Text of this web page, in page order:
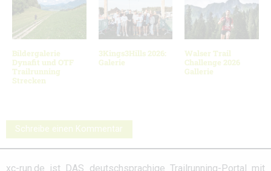
Bildergalerie
Dynafit und OTF
Trailrunning
Strecken
3Kings3Hills 2026:
Galerie
Walser Trail
Challenge 2026
Gallerie
Schreibe einen Kommentar
xc-run.de ist DAS deutschsprachige Trailrunning-Portal mit